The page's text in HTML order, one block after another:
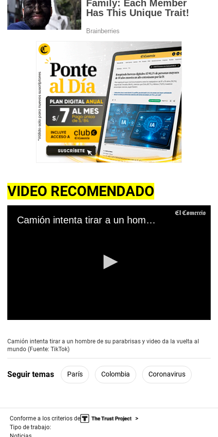
VIDEO RECOMENDADO
Camión intenta tirar a un hombre de su parabrisas y video da la vuelta al mundo (Fuente: TikTok)
e
c
d
s
m
n
u
Camión intenta tirar a un hombre de su parabrisas y video da la vuelta al
mundo (Fuente: TikTok)
Seguir temas París Colombia Coronavirus
Conforme a los criterios de
Tipo de trabajo: